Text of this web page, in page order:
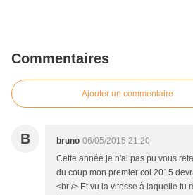
Commentaires
Ajouter un commentaire
B bruno 06/05/2015 21:20
Cette année je n'ai pas pu vous
du coup mon premier col 2015
<br /> Et vu la vitesse à laquelle tu